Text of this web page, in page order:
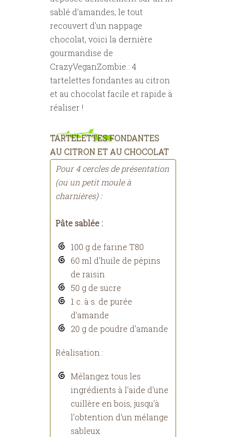
sablé d'amandes, le tout
recouvert d'un nappage
chocolat, voici la dernière
gourmandise de
CrazyVeganZombie : 4
tartelettes fondantes au citron
et au chocolat facile et rapide à
réaliser !
TARTELETTES FONDANTES
AU CITRON ET AU CHOCOLAT
Pour 4 cercles de présentation
(ou un petit moule à
charnières) :
Pâte sablée :
100 g de farine T80
60 ml d'huile de pépins
de raisin
50 g de sucre
1 c. à s. de purée
d'amande
20 g de poudre d'amande
Réalisation :
Mélangez tous les
ingrédients à l'aide d'une
cuillère en bois, jusqu'à
l'obtention d'un mélange
sableux.